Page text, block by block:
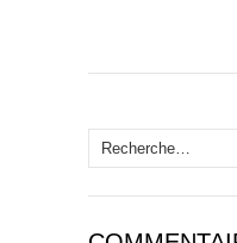
Rechercher :